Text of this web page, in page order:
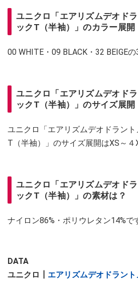
ユニクロ「エアリズムデオド
ックT（半袖）」のカラー展開
00 WHITE・09 BLACK・32 BEIGEの
ユニクロ「エアリズムデオド
ックT（半袖）」のサイズ展開
ユニクロ「エアリズムデオドラント
T（半袖）」のサイズ展開はXS～４
ユニクロ「エアリズムデオド
ックT（半袖）」の素材は？
ナイロン86%・ポリウレタン14%で
DATA
ユニクロ┃ エアリズムデオドラン